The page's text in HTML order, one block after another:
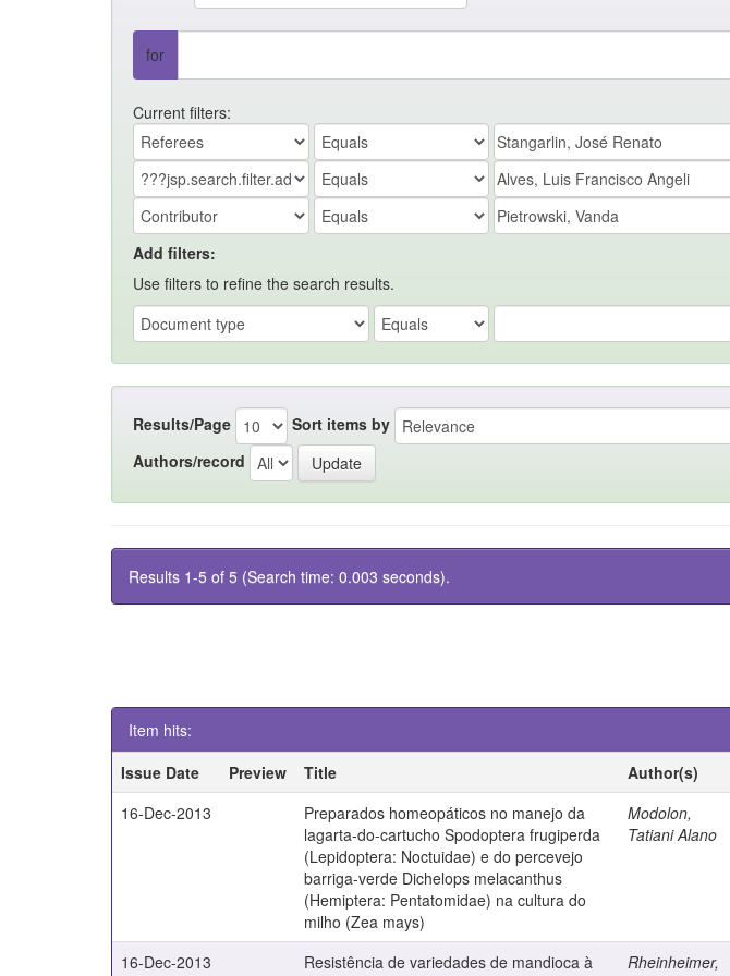
for
Current filters:
Add filters:
Use filters to refine the search results.
Results/Page Sort items by
Authors/record
Results 1-5 of 5 (Search time: 0.003 seconds).
Item hits:
Issue Date
Preview Title Author(s)
16-Dec-2013
Preparados homeopáticos no manejo da
lagarta-do-cartucho Spodoptera frugiperda
(Lepidoptera: Noctuidae) e do percevejo
barriga-verde Dichelops melacanthus
(Hemiptera: Pentatomidae) na cultura do
milho (Zea mays)
Modolon,
Tatiani Alano
16-Dec-2013
Resistência de variedades de mandioca à
Rheinheimer,